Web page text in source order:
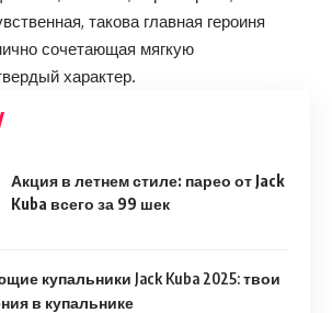
такова главная героиня
сочетающая мягкую
характер.
Акция в летнем стиле: парео от Jack
Kuba всего за 99 шек
купальники Jack Kuba 2025: твои
в купальнике